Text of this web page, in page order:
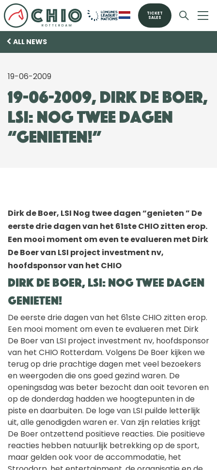
TICKET
SALES
ALL NEWS
19-06-2009
19-06-2009, Dirk de Boer,
LSI: Nog twee dagen
“genieten!”
Dirk de Boer, LSI Nog twee dagen “genieten ” De
eerste drie dagen van het 61ste CHIO zitten erop.
Een mooi moment om even te evalueren met Dirk
De Boer van LSI project investment nv,
hoofdsponsor van het CHIO
Dirk de Boer, LSI: Nog twee dagen
genieten!
De eerste drie dagen van het 61ste CHIO zitten erop.
Een mooi moment om even te evalueren met Dirk
De Boer van LSI project investment nv, hoofdsponsor
van het CHIO Rotterdam. Volgens De Boer kijken we
terug op drie prachtige dagen met veel bezoekers
en weergoden die ons goed gezind waren. De
openingsdag was beter bezocht dan ooit tevoren en
op de donderdag hadden we hoogtepunten in de
piste en daarbuiten. De loge van LSI puilde letterlijk
uit, alle genodigden waren er. Van zijn relaties krijgt
De Boer ontzettend positieve reacties. Die positieve
reacties hebben natuurlijk betrekking op de sport,
maar gelden ook voor de accommodatie, het